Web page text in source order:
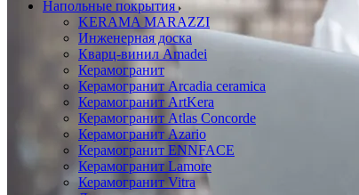
Напольные покрытия
KERAMA MARAZZI
Инженерная доска
Кварц-винил Amadei
Керамогранит
Керамогранит Arcadia ceramica
Керамогранит ArtKera
Керамогранит Atlas Concorde
Керамогранит Azario
Керамогранит ENNFACE
Керамогранит Lamore
Керамогранит Vitra